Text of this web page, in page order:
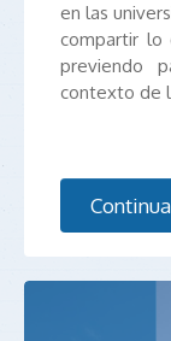
en las
compartir lo
previendo
contexto de